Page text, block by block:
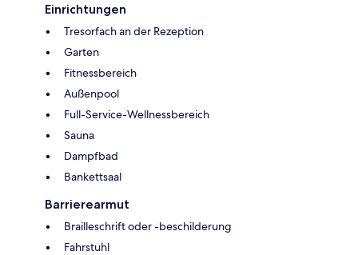
Einrichtungen
Tresorfach an der Rezeption
Garten
Fitnessbereich
Außenpool
Full-Service-Wellnessbereich
Sauna
Dampfbad
Bankettsaal
Barrierearmut
Brailleschrift oder -beschilderung
Fahrstuhl